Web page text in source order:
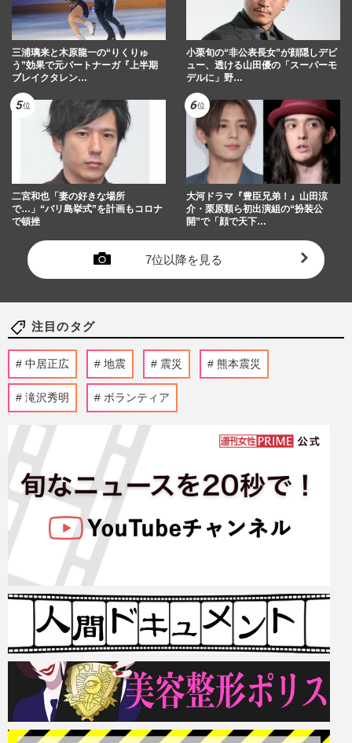
三浦璃来と木原龍一の“りくりゅ
う”効果で元パートナーガ『上半期
ブレイクタレン…
小栗旬の“非公表長女”が顔隠しデビ
ュー、透ける山田優の「スーパーモ
デルに」野…
二宮和也「妻の好きな場所
で…」“バリ島挙式”を計画もコロナ
で頓挫
大河ドラマ『豊臣兄弟！』山田涼
介・栗原類ら初出演組の“扮装公
開”で「顔で天下…
7位以降を見る
注目のタグ
中居正広 地震 震災 熊本震災
滝沢秀明 ボランティア